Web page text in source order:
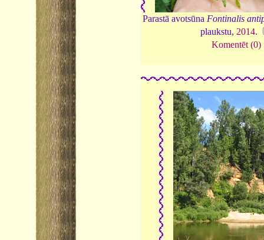
Parastā avotsūna Fontinalis
plaukstu, 2014.
Komentēt (0)